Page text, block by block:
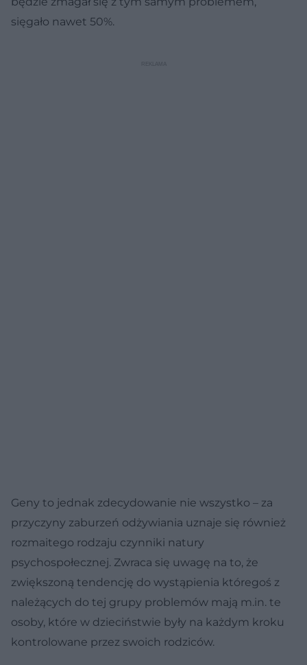
sięgało nawet 50%.
Geny to jednak zdecydowanie nie wszystko – za
przyczyny zaburzeń odżywiania uznaje się również
rozmaitego rodzaju czynniki natury
psychospołecznej. Zwraca się uwagę na to, że
zwiększoną tendencję do wystąpienia któregoś z
należących do tej grupy problemów mają m.in. te
osoby, które w dzieciństwie były na każdym kroku
kontrolowane przez swoich rodziców.